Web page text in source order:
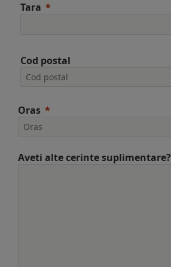
Tara
Cod postal
Oras
Aveti alte cerinte suplimentare?